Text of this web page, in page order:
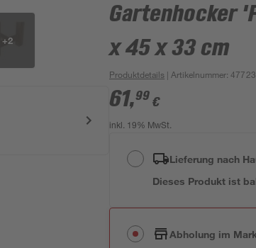
+2
Gartenhocker
x 45 x 33 cm
Produktdetails | Artikelnummer:
61,99 €
inkl. 19% MwSt.
Lieferung nach
Dieses Produkt ist
Abholung im